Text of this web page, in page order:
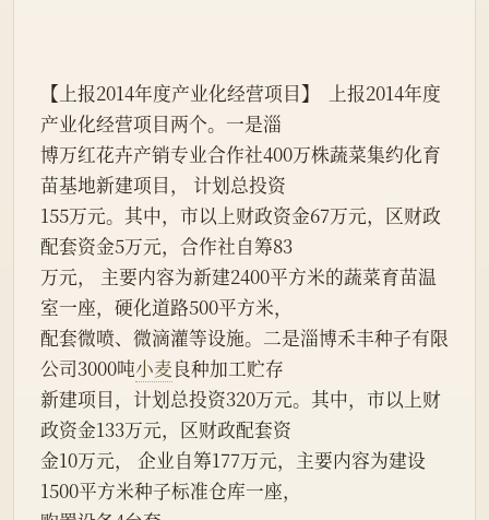
【上报2014年度产业化经营项目】  上报2014年度
产业化经营项目两个。一是淄
博万红花卉产销专业合作社400万株蔬菜集约化育
苗基地新建项目， 计划总投资
155万元。其中，市以上财政资金67万元，区财政
配套资金5万元，合作社自筹83
万元， 主要内容为新建2400平方米的蔬菜育苗温
室一座，硬化道路500平方米，
配套微喷、微滴灌等设施。二是淄博禾丰种子有限
公司3000吨小麦良种加工贮存
新建项目，计划总投资320万元。其中，市以上财
政资金133万元，区财政配套资
金10万元， 企业自筹177万元，主要内容为建设
1500平方米种子标准仓库一座，